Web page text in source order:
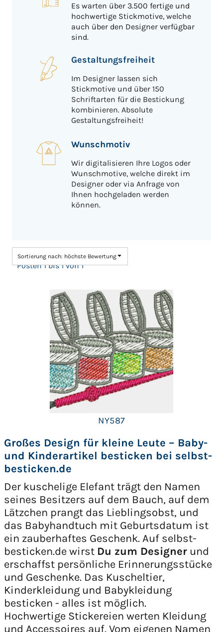
Es warten über 3.500 fertige und
hochwertige Stickmotive, welche
auch über den Designer verfügbar
sind.
Gestaltungsfreiheit
Im Designer lassen sich
Stickmotive und über 150
Schriftarten für die Bestickung
kombinieren. Absolute
Gestaltungsfreiheit!
Wunschmotiv
Wir digitalisieren Ihre Logos oder
Wunschmotive, welche direkt im
Designer oder via Anfrage von
Ihnen hochgeladen werden
können.
Sortierung nach: höchste Bewertung
Posten 1 bis 1 von 1
NY587
Großes Design für kleine Leute – Baby-
und Kinderartikel besticken bei selbst-
besticken.de
Der kuschelige Elefant trägt den Namen
seines Besitzers auf dem Bauch, auf dem
Lätzchen prangt das Lieblingsobst, und
das Babyhandtuch mit Geburtsdatum ist
ein zauberhaftes Geschenk. Auf selbst-
besticken.de wirst Du zum Designer und
erschaffst persönliche Erinnerungsstücke
und Geschenke. Das Kuscheltier,
Kinderkleidung und Babykleidung
besticken - alles ist möglich.
Hochwertige Stickereien werten Kleidung
und Accessoires auf. Vom eigenen Namen